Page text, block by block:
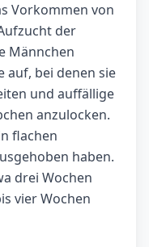
Vorkommen von
der
Männchen
auf, bei denen sie
und auffällige
anzulocken.
flachen
haben.
drei Wochen
vier Wochen